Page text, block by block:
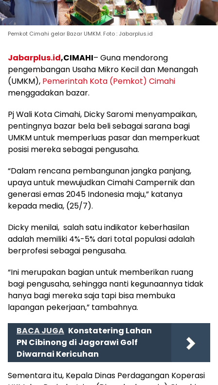
Pemkot Cimahi gelar Bazar UMKM. Foto : Jabarplus.id
Jabarplus.id,CIMAHI– Guna mendorong
pengembangan Usaha Mikro Kecil dan Menangah
(UMKM), Pemerintah Kota (Pemkot) Cimahi
menggadakan bazar.
Pj Wali Kota Cimahi, Dicky Saromi menyampaikan,
pentingnya bazar bela beli sebagai sarana bagi
UMKM untuk memperluas pasar dan memperkuat
posisi mereka sebagai pengusaha.
“Dalam rencana pembangunan jangka panjang,
upaya untuk mewujudkan Cimahi Campernik dan
generasi emas 2045 Indonesia maju,” katanya
kepada media, (25/7).
Dicky menilai, salah satu indikator keberhasilan
adalah memiliki 4%-5% dari total populasi adalah
berprofesi sebagai pengusaha.
“Ini merupakan bagian untuk memberikan ruang
bagi pengusaha, sehingga nanti kegunaannya tidak
hanya bagi mereka saja tapi bisa membuka
lapangan pekerjaan,” tambahnya.
BACA JUGA Konstatering Lahan
PN Cibinong di Jagorawi Golf
Diwarnai Kericuhan
Sementara itu, Kepala Dinas Perdagangan Koperasi